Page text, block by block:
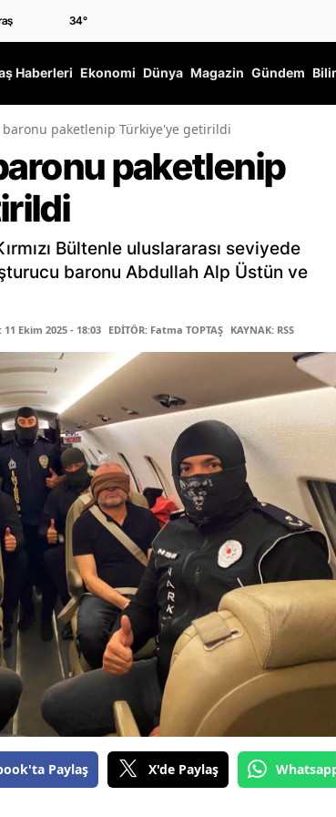
34°
Haberleri Ekonomi Dünya Magazin Gündem
paketlenip Türkiye'ye getirildi
paketlenip
Bültenle uluslararası seviyede
baronu Abdullah Alp Üstün ve
11 Ekim 2025 - 18:03 EDİTÖR: Fatma TOPTAŞ KAYNAK: RSS
Paylaş X'de Paylaş